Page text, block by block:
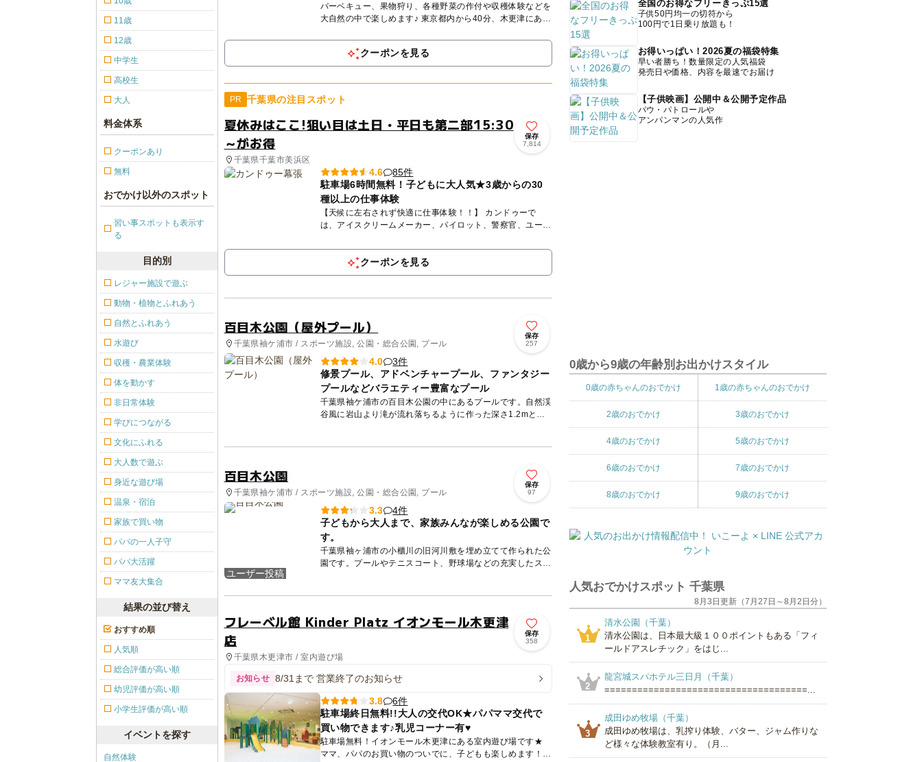
バーベキュー、果物狩り、各種野菜の作付や収穫体験などを
大自然の中で楽しめます♪ 東京都内から40分、木更津にある
クーポンを見る
PR 千葉県の注目スポット
夏休みはここ!狙い目は土日・平日も第二部15:30
～がお得
千葉県千葉市美浜区
保存
7,814
4.6
85件
駐車場6時間無料！子どもに大人気★3歳からの30
種以上の仕事体験
【天候に左右されず快適に仕事体験！！】 カンドゥーで
は、アイスクリームメーカー、パイロット、警察官、ユーチ
30種以上の...
クーポンを見る
百目木公園（屋外プール）
千葉県袖ケ浦市 / スポーツ施設, 公園・総合公園, プール
保存
257
4.0
3件
修景プール、アドベンチャープール、ファンタジー
プールなどバラエティー豊富なプール
千葉県袖ケ浦市の百目木公園の中にあるプールです。自然渓
谷風に岩山より滝が流れ落ちるように作った深さ1.2mと
百目木公園
千葉県袖ケ浦市 / スポーツ施設, 公園・総合公園, プール
保存
97
ユーザー投稿
3.3
4件
子どもから大人まで、家族みんなが楽しめる公園で
す。
千葉県袖ヶ浦市の小櫃川の旧河川敷を埋め立てて作られた公
園です。プールやテニスコート、野球場などの充実したスポ
フレーベル館 Kinder Platz イオンモール木更津
店
千葉県木更津市 / 室内遊び場
保存
358
お知らせ 8/31まで 営業終了のお知らせ
3.8
6件
駐車場終日無料!!大人の交代OK★パパママ交代で
買い物できます♪乳児コーナー有♥
駐車場無料！イオンモール木更津にある室内遊び場です★
ママ、パパのお買い物のついでに、子どもも楽しめます！
11歳
12歳
中学生
高校生
大人
料金体系
クーポンあり
無料
おでかけ以外のスポット
習い事スポットも表示す
る
目的別
レジャー施設で遊ぶ
動物・植物とふれあう
自然とふれあう
水遊び
収穫・農業体験
体を動かす
非日常体験
学びにつながる
文化にふれる
大人数で遊ぶ
身近な遊び場
温泉・宿泊
家族で買い物
パパの一人子守
パパ大活躍
ママ友大集合
結果の並び替え
おすすめ順
人気順
総合評価が高い順
幼児評価が高い順
小学生評価が高い順
イベントを探す
自然体験
全国のお得なフリーきっぷ15選
子供50円均一の切符から
100円で1日乗り放題も！
お得いっぱい！2026夏の福袋特集
早い者勝ち！数量限定の人気福袋
発売日や価格、内容を最速でお届け
【子供映画】公開中＆公開予定作品
パウ・パトロールや
アンパンマンの人気作
0歳から9歳の年齢別お出かけスタイル
0歳の赤ちゃんのおでかけ 1歳の赤ちゃんのおでかけ
2歳のおでかけ 3歳のおでかけ
4歳のおでかけ 5歳のおでかけ
6歳のおでかけ 7歳のおでかけ
8歳のおでかけ 9歳のおでかけ
人気おでかけスポット 千葉県
8月3日更新（7月27日～8月2日分）
1
清水公園（千葉）
清水公園は、日本最大級１００ポイントもある「フィ
ールドアスレチック」をはじ...
2
龍宮城スパホテル三日月（千葉）
=====================================...
3
成田ゆめ牧場（千葉）
成田ゆめ牧場は、乳搾り体験、バター、ジャム作りな
ど様々な体験教室有り。（月...